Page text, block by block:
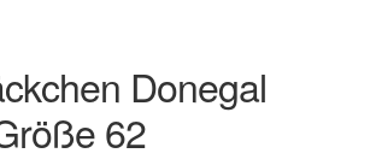
Donegal
62